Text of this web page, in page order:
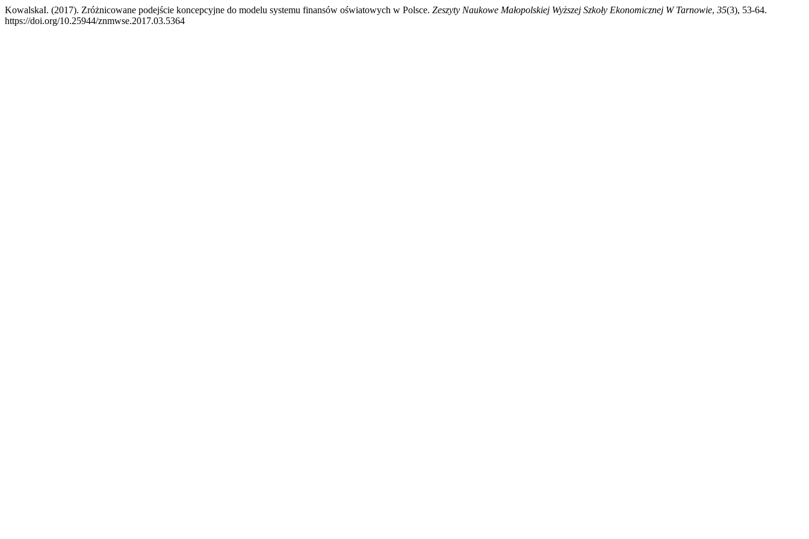
KowalskaI. (2017). Zróżnicowane podejście koncepcyjne do modelu systemu finansów oświatowych w Polsce. Zeszyty Naukowe Małopolskiej Wyższej Szkoły Ekonomicznej W Tarnowie, 35(3), 53-64.
https://doi.org/10.25944/znmwse.2017.03.5364